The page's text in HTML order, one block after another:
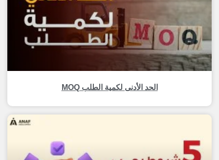
الحد الأدنى لكمية الطلب MOQ